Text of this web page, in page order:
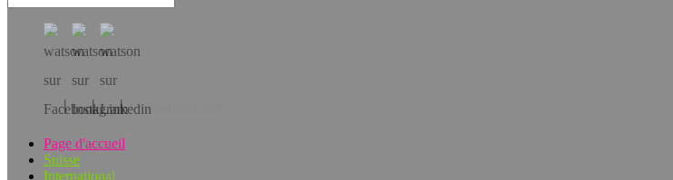
Téléchargez l’app!
Page d'accueil
Suisse
International